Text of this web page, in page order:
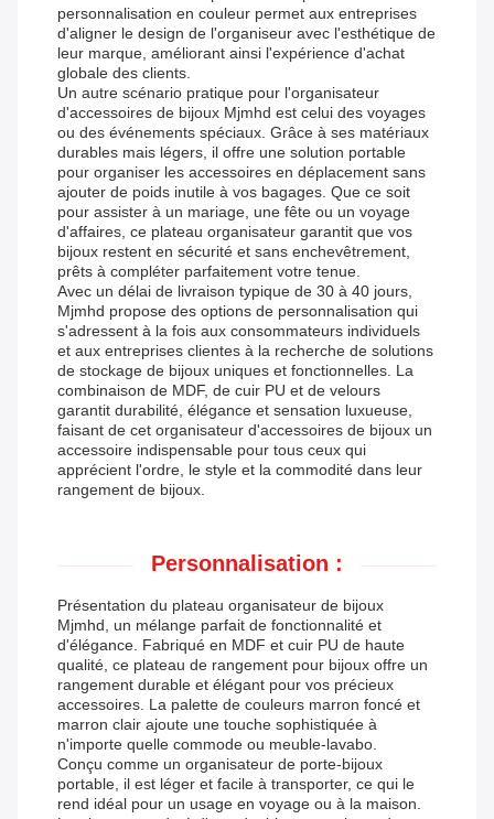
personnalisation en couleur permet aux entreprises
d'aligner le design de l'organiseur avec l'esthétique de
leur marque, améliorant ainsi l'expérience d'achat
globale des clients.
Un autre scénario pratique pour l'organisateur
d'accessoires de bijoux Mjmhd est celui des voyages
ou des événements spéciaux. Grâce à ses matériaux
durables mais légers, il offre une solution portable
pour organiser les accessoires en déplacement sans
ajouter de poids inutile à vos bagages. Que ce soit
pour assister à un mariage, une fête ou un voyage
d'affaires, ce plateau organisateur garantit que vos
bijoux restent en sécurité et sans enchevêtrement,
prêts à compléter parfaitement votre tenue.
Avec un délai de livraison typique de 30 à 40 jours,
Mjmhd propose des options de personnalisation qui
s'adressent à la fois aux consommateurs individuels
et aux entreprises clientes à la recherche de solutions
de stockage de bijoux uniques et fonctionnelles. La
combinaison de MDF, de cuir PU et de velours
garantit durabilité, élégance et sensation luxueuse,
faisant de cet organisateur d'accessoires de bijoux un
accessoire indispensable pour tous ceux qui
apprécient l'ordre, le style et la commodité dans leur
rangement de bijoux.
Personnalisation :
Présentation du plateau organisateur de bijoux
Mjmhd, un mélange parfait de fonctionnalité et
d'élégance. Fabriqué en MDF et cuir PU de haute
qualité, ce plateau de rangement pour bijoux offre un
rangement durable et élégant pour vos précieux
accessoires. La palette de couleurs marron foncé et
marron clair ajoute une touche sophistiquée à
n'importe quelle commode ou meuble-lavabo.
Conçu comme un organisateur de porte-bijoux
portable, il est léger et facile à transporter, ce qui le
rend idéal pour un usage en voyage ou à la maison.